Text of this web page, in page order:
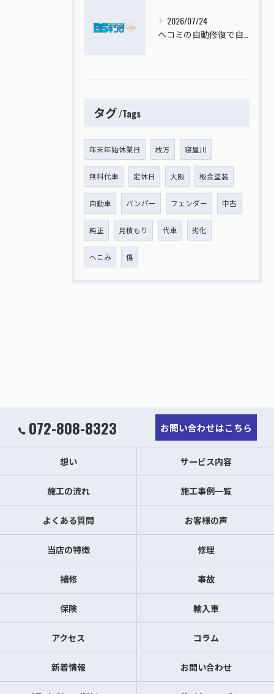
2026/07/24
タグ Tags
年末年始休業日 枚方 寝屋川
無料代車 定休日 大阪 板金塗装
自動車 バンパー フェンダー 中古
純正 見積もり 代車 劣化
へこみ 傷
072-808-8323 お問い合わせはこちら
想い サービス内容
施工の流れ 施工事例一覧
よくある質問 お客様の声
当店の特徴 修理
補修 事故
保険 輸入車
アクセス コラム
新着情報 お問い合わせ